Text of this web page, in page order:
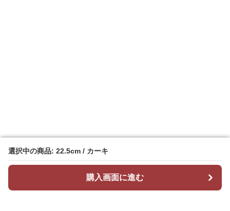
選択中の商品: 22.5cm / カーキ
購入画面に進む
選択中の商品: 22.5cm / カーキ
購入画面に進む